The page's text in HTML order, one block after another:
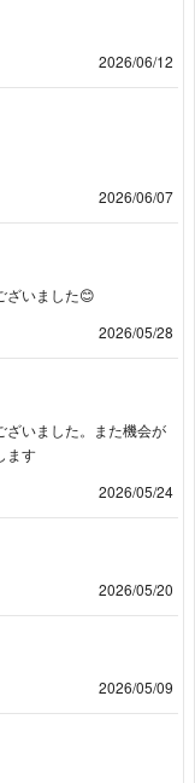
2026/06/12
2026/06/07
ざいました😊
2026/05/28
ざいました。また機会が
ます
2026/05/24
2026/05/20
2026/05/09